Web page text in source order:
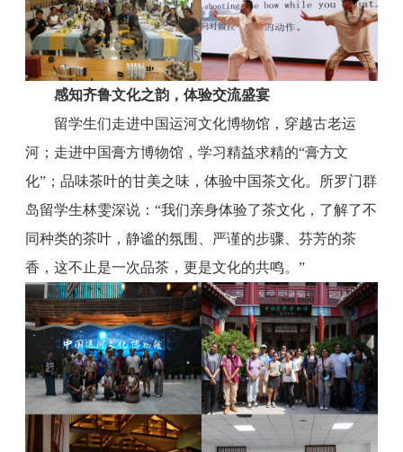
感知齐鲁文化之韵，体验交流盛宴
留学生们走进中国运河文化博物馆，穿越古老运
河；走进中国膏方博物馆，学习精益求精的“膏方文
化”；品味茶叶的甘美之味，体验中国茶文化。所罗门群
岛留学生林雯深说：“我们亲身体验了茶文化，了解了不
同种类的茶叶，静谧的氛围、严谨的步骤、芬芳的茶
香，这不止是一次品茶，更是文化的共鸣。”